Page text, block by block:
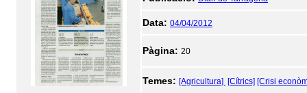
Data: 04/04/2012
Pàgina: 20
Temes: [Agricultura] [Cítrics] [Crisi